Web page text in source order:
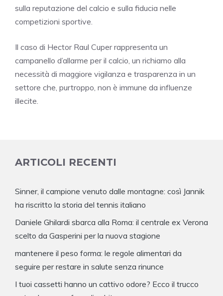
sulla reputazione del calcio e sulla fiducia nelle
competizioni sportive.
Il caso di Hector Raul Cuper rappresenta un
campanello d’allarme per il calcio, un richiamo alla
necessità di maggiore vigilanza e trasparenza in un
settore che, purtroppo, non è immune da influenze
illecite.
ARTICOLI RECENTI
Sinner, il campione venuto dalle montagne: così Jannik
ha riscritto la storia del tennis italiano
Daniele Ghilardi sbarca alla Roma: il centrale ex Verona
scelto da Gasperini per la nuova stagione
mantenere il peso forma: le regole alimentari da
seguire per restare in salute senza rinunce
I tuoi cassetti hanno un cattivo odore? Ecco il trucco